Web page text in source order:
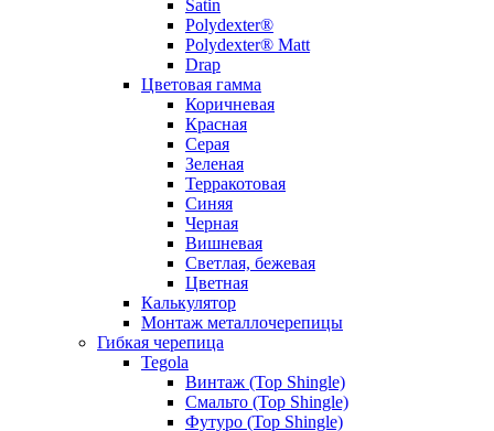
Satin
Polydexter®
Polydexter® Matt
Drap
Цветовая гамма
Коричневая
Красная
Серая
Зеленая
Терракотовая
Синяя
Черная
Вишневая
Светлая, бежевая
Цветная
Калькулятор
Монтаж металлочерепицы
Гибкая черепица
Tegola
Винтаж (Top Shingle)
Смальто (Top Shingle)
Футуро (Top Shingle)